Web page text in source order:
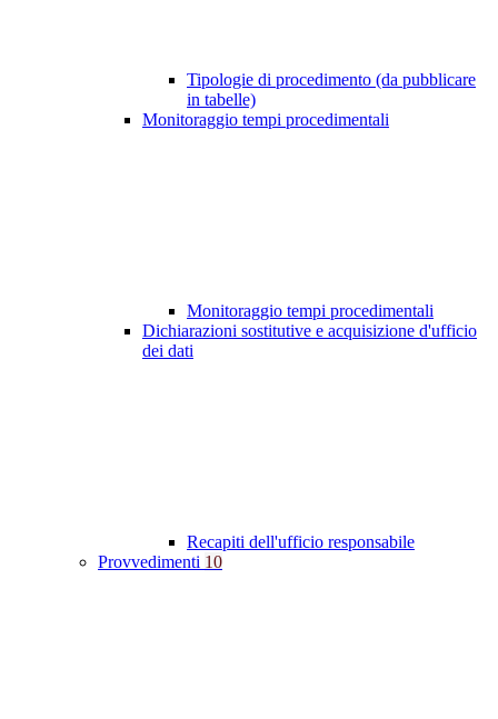
Tipologie di procedimento (da pubblicare
in tabelle)
Monitoraggio tempi procedimentali
Monitoraggio tempi procedimentali
Dichiarazioni sostitutive e acquisizione d'ufficio
dei dati
Recapiti dell'ufficio responsabile
Provvedimenti 10